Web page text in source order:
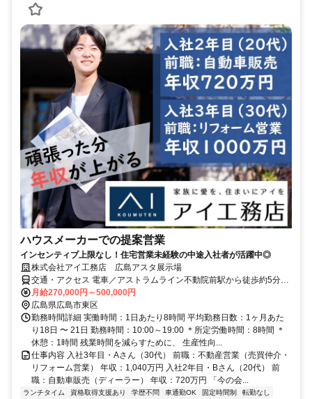
ハウスメーカーでの提案営業
インセンティブ上限なし！住宅営業未経験の中途入社者が活躍中◎
株式会社アイ工務店 広島アスタ展示場
交通・アクセス 電車／アストラムライン不動院前駅から徒歩約5分、
車／山陽自動車道 広島IC 祇園新道を広島市街地方面へ直進。約10
分、バス／牛田新町2丁目バス停から徒歩約1分
月給270,000円～500,000円
広島県広島市東区
勤務時間詳細 実働時間：1日あたり8時間 平均勤務日数：1ヶ月あた
り18日 〜 21日 勤務時間：10:00～19:00 ＊所定労働時間：8時間 ＊
休憩：1時間 残業時間を減らすために、 生産性向...
仕事内容 入社3年目・Aさん（30代） 前職：不動産営業（売買仲介・
リフォーム営業） 年収：1,040万円 入社2年目・Bさん（20代） 前
職：自動車販売（ディーラー） 年収：720万円 「今の会...
ランチタイム 資格取得支援あり 学歴不問 車通勤OK 固定時間制
転勤なし